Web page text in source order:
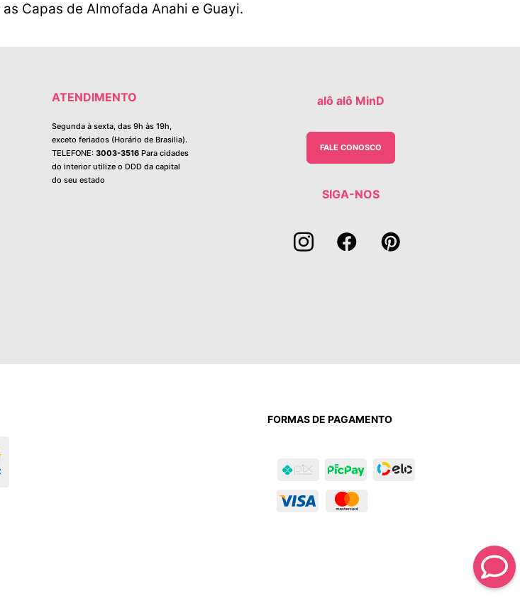
Capas de Almofada Anahi e Guayi.
ATENDIMENTO
Segunda à sexta, das 9h às 19h,
exceto feriados (Horário de Brasilia).
TELEFONE:3003-3516 Para cidades
do interior utilize o DDD da capital
do seu estado
alô alô MinD
FALE CONOSCO
SIGA-NOS
FORMAS DE PAGAMENTO